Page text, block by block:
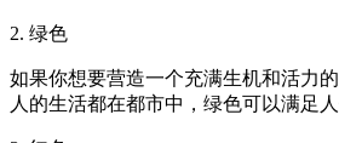
2. 绿色
如果你想要营造一个充满生机和活力
人的生活都在都市中，绿色可以满足